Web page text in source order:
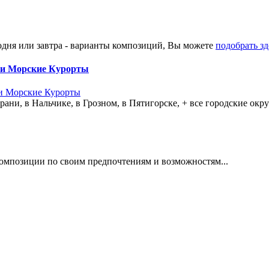
или завтра - варианты композиций, Вы можете подобрать
Морские Курорты
Нальчике, в Грозном, в Пятигорске, + все городские
по своим предпочтениям и возможностям...